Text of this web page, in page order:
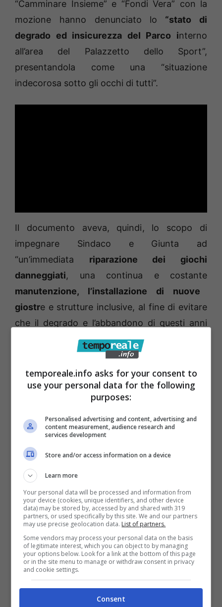
“Camminare Insieme” e “Fondi Vera” con la
mozione hanno denunciato lo “stato di
degrado ed insicurezza del Parco interno
all’area del Palazzetto dello Sport”,
presentandola come una “situazione
indecorosa sotto gli occhi di tutti”.
Il documento aveva, quindi, lo scopo di
impegnare Sindaco e Giunta ad
“un’immediata riparazione dei giochi
danneggiati, una continua e costante
manutenzione, l’installazione di nuove
giostre e strutture inclusive, al fine di evitare
che il degrado e l’abbandono di questi anni
regnassero ancora. “Chissà se tra le iniziative
estive organizzate per rinsaldare il
Gemellaggio con la cittadina bavarese i nostri
amministratori inseriranno anche un
pomeriggio al Parco”-
ironicamente Venditti e Ciccone.
Mai ci saremmo aspettati un simile
atteggiamento di fronte ad un’evidenza che
oggettivamente non può essere messa in
discussione. Il Dachau Park è
potenzialmente l’area più adatta ma da tempo
meno attrezzata e meno sicura per i nostri
bambini. Reputiamo assurdo che nel Bilancio
del nostro Ente non si trovino le risorse
economiche per garantire una manutenzione
costante del Parco”– concludono Venditti e
temporeale.info asks for your consent to
use your personal data for the following
purposes:
Personalised advertising and content, advertising and
content measurement, audience research and
services development
Store and/or access information on a device
Learn more
Your personal data will be processed and information from
your device (cookies, unique identifiers, and other device
data) may be stored by, accessed by and shared with 319
partners, or used specifically by this site. We and our partners
may use precise geolocation data. List of partners.
Some vendors may process your personal data on the basis
of legitimate interest, which you can object to by managing
your options below. Look for a link at the bottom of this page
or in the site menu to manage or withdraw consent in privacy
and cookie settings.
Consent